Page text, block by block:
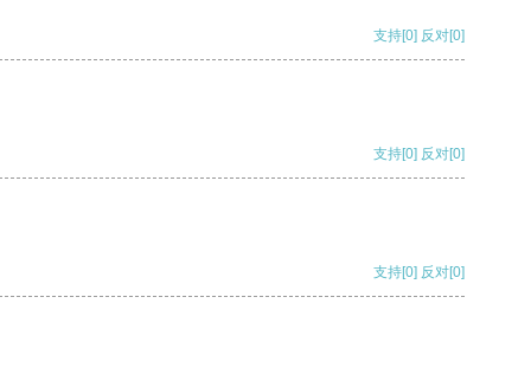
支持[0] 反对[0]
支持[0] 反对[0]
支持[0] 反对[0]